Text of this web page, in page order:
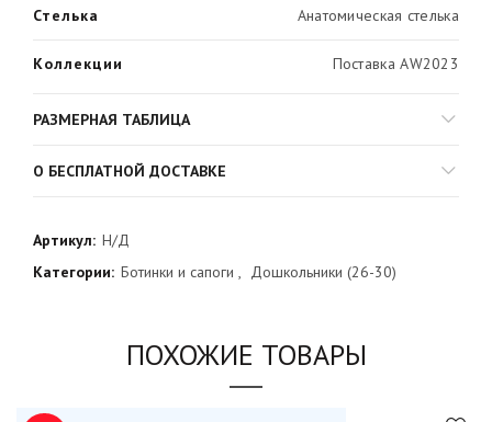
Стелька Анатомическая стелька
Коллекции Поставка AW2023
РАЗМЕРНАЯ ТАБЛИЦА
О БЕСПЛАТНОЙ ДОСТАВКЕ
Артикул: Н/Д
Категории: Ботинки и сапоги , Дошкольники (26-30)
ПОХОЖИЕ ТОВАРЫ